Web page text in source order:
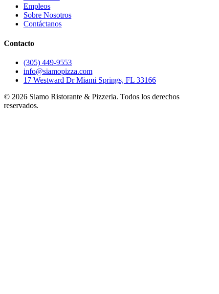
Empleos
Sobre Nosotros
Contáctanos
Contacto
(305) 449-9553
info@siamopizza.com
17 Westward Dr Miami Springs, FL 33166
© 2026 Siamo Ristorante & Pizzeria. Todos los derechos
reservados.